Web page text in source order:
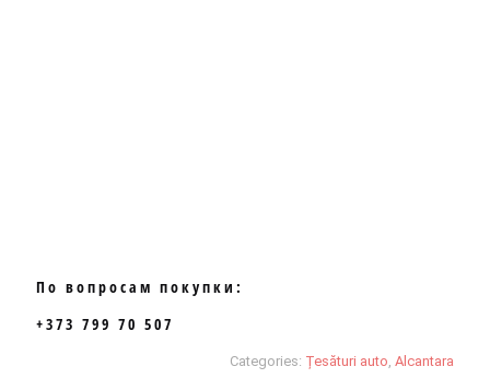
По вопросам покупки:
+373 799 70 507
Categories: Țesături auto Alcantara